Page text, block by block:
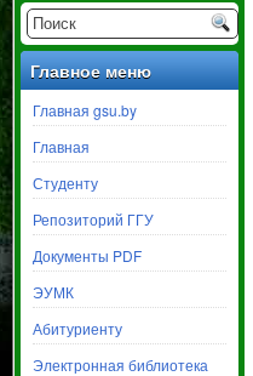
Главное меню
Главная gsu.by
Главная
Студенту
Репозиторий ГГУ
Документы PDF
ЭУМК
Абитуриенту
Электронная библиотека